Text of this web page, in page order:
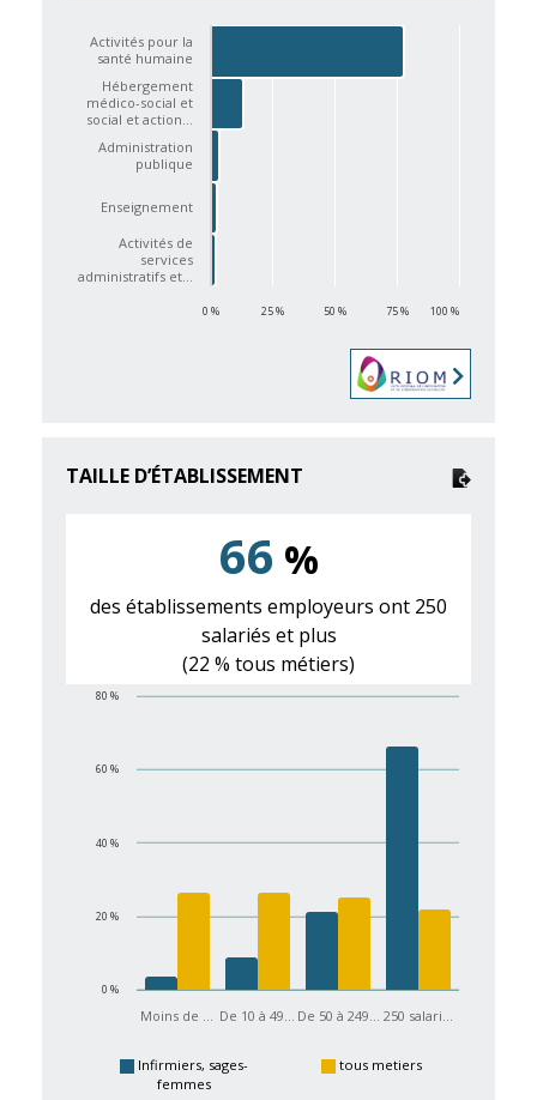
Activités pour la
santé humaine
Hébergement
médico-social et
social et action…
Administration
publique
Enseignement
Activités de
services
administratifs et…
0 % 100 %
25 % 50 % 75 %
TAILLE D’ÉTABLISSEMENT
66 %
des établissements employeurs ont 250
salariés et plus
(22 % tous métiers)
Moins de … De 10 à 49… De 50 à 249… 250 salari…
0 %
20 %
40 %
60 %
80 %
Infirmiers, sages-
femmes
tous metiers